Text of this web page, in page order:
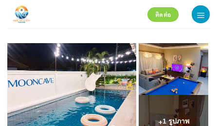
ติดต่อ
+1 รูปภาพ